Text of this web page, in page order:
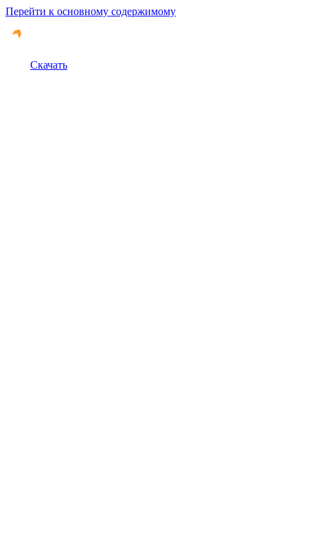
Перейти к основному содержимому
Скачать